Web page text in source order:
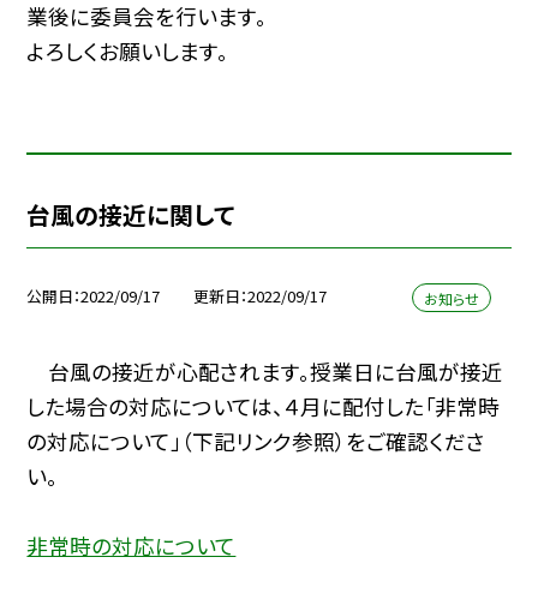
業後に委員会を行います。
よろしくお願いします。
台風の接近に関して
公開日 2022/09/17 更新日 2022/09/17 お知らせ
台風の接近が心配されます。授業日に台風が接近
した場合の対応については、４月に配付した「非常時
の対応について」（下記リンク参照）をご確認くださ
い。
非常時の対応について